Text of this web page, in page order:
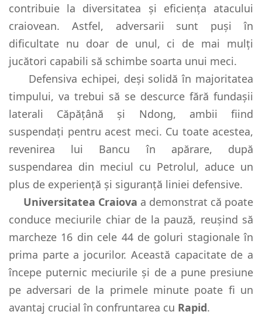
contribuie la diversitatea și eficiența atacului
craiovean. Astfel, adversarii sunt puși în
dificultate nu doar de unul, ci de mai mulți
jucători capabili să schimbe soarta unui meci.
Defensiva echipei, deși solidă în majoritatea
timpului, va trebui să se descurce fără fundașii
laterali Căpățână și Ndong, ambii fiind
suspendați pentru acest meci. Cu toate acestea,
revenirea lui Bancu în apărare, după
suspendarea din meciul cu Petrolul, aduce un
plus de experiență și siguranță liniei defensive.
Universitatea Craiova a demonstrat că poate
conduce meciurile chiar de la pauză, reușind să
marcheze 16 din cele 44 de goluri stagionale în
prima parte a jocurilor. Această capacitate de a
începe puternic meciurile și de a pune presiune
pe adversari de la primele minute poate fi un
avantaj crucial în confruntarea cu Rapid.